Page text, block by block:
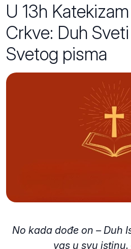
U 13h
Crkve: Duh
Svetog pisma
No kada dođe on – Duh
vas u svu istinu.